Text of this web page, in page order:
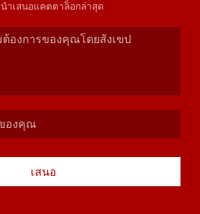
ติดต่อกลับโดยเร็วที่สุด นำเสนอแคตตาล็อกล่าสุด
เสนอ